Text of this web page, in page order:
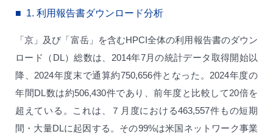
1. 利用報告書ダウンロード分析
「京」及び「富岳」を含むHPCI全体の利用報告書のダウン
ロード（DL）総数は、2014年7月の統計データ取得開始以
降、2024年度末で通算約750,656件となった。2024年度の
年間DL数は約506,430件であり、前年度と比較して20倍を
超えている。これは、７月度における463,557件もの短期
間・大量DLに起因する。その99%は米国ネットワーク事業